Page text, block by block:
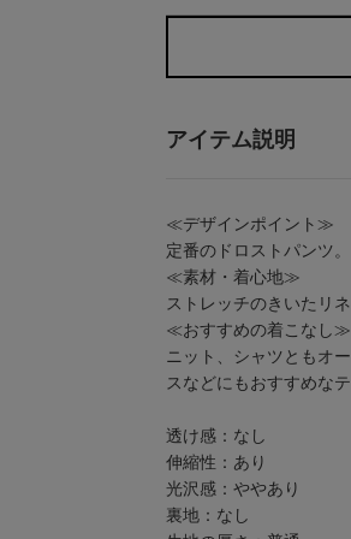
アイテム説明
≪デザインポイント≫
定番のドロストパンツ。
≪素材・着心地≫
ストレッチのきいたリ
≪おすすめの着こなし≫
ニット、シャツともオ
スなどにもおすすめな
透け感：なし
伸縮性：あり
光沢感：ややあり
裏地：なし